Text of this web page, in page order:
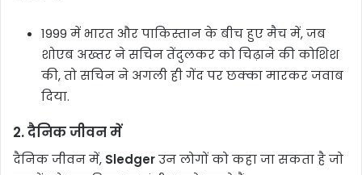
1999 में भारत और पाकिस्तान के बीच हुए मैच में, जब
शोएब अख्तर ने सचिन तेंदुलकर को चिढ़ाने की कोशिश
की, तो सचिन ने अगली ही गेंद पर छक्का मारकर जवाब
दिया.
2.दैनिक जीवन में
दैनिक जीवन में, Sledgerउन लोगों को कहा जा सकता है जो